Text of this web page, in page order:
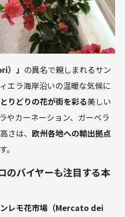
）」 の異名で親しまれるサン
エラ海岸沿いの温暖な気候に
りどりの花が街を彩る美しい
やカーネーション、ガーベラ
さは、 欧州各地への輸出拠点
。
のバイヤーも注目する本
レモ花市場（Mercato dei